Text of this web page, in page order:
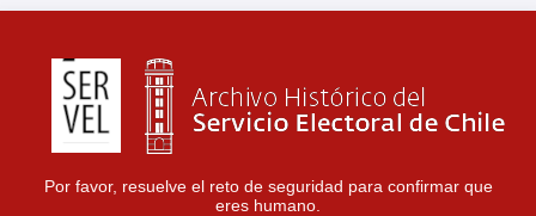
Por favor, resuelve el reto de seguridad para confirmar que
eres humano.